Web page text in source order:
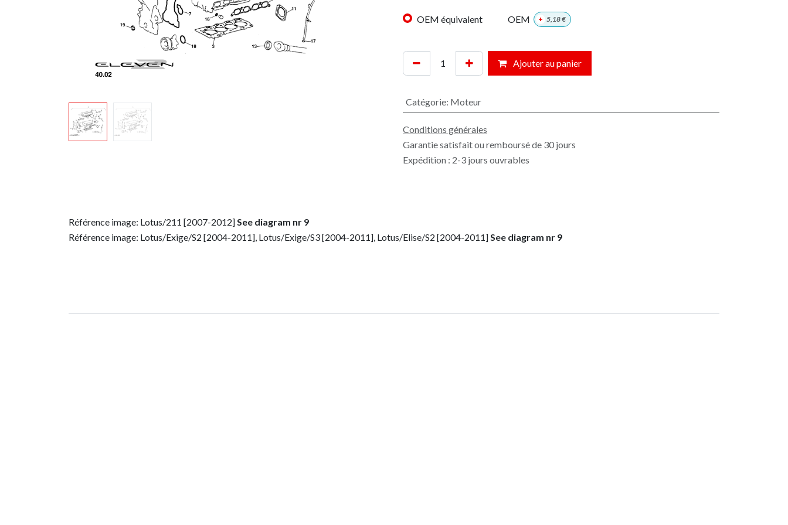
OEM équivalent OEM + 5,18€
Ajouter au panier
Catégorie: Moteur
Conditions générales
Garantie satisfait ou remboursé de 30 jours
Expédition : 2-3 jours ouvrables
Référence image: Lotus/211 [2007-2012]See diagram nr 9
Référence image: Lotus/Exige/S2 [2004-2011], Lotus/Exige/S3 [2004-2011], Lotus/Elise/S2 [2004-2011]See diagram nr 9